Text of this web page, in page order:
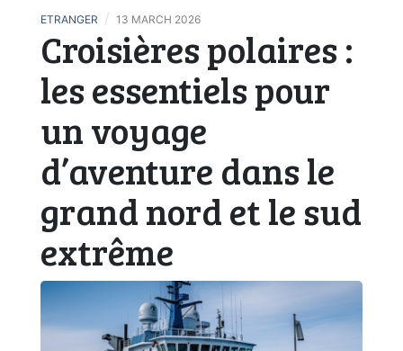
moulin.com
ETRANGER / 13 MARCH 2026
Croisières polaires :
les essentiels pour
un voyage
d’aventure dans le
grand nord et le sud
extrême